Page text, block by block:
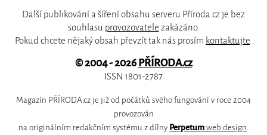
Další publikování a šíření obsahu serveru Příroda.cz je bez
souhlasu provozovatele zakázáno.
Pokud chcete nějaký obsah převzít tak nás prosím kontaktujte
© 2004 - 2026PŘÍRODA.cz
ISSN 1801-2787
Magazín PŘÍRODA.cz je již od počátků svého fungování v roce 2004
provozován
na originálním redakčním systému z dílny Perpetum web design.